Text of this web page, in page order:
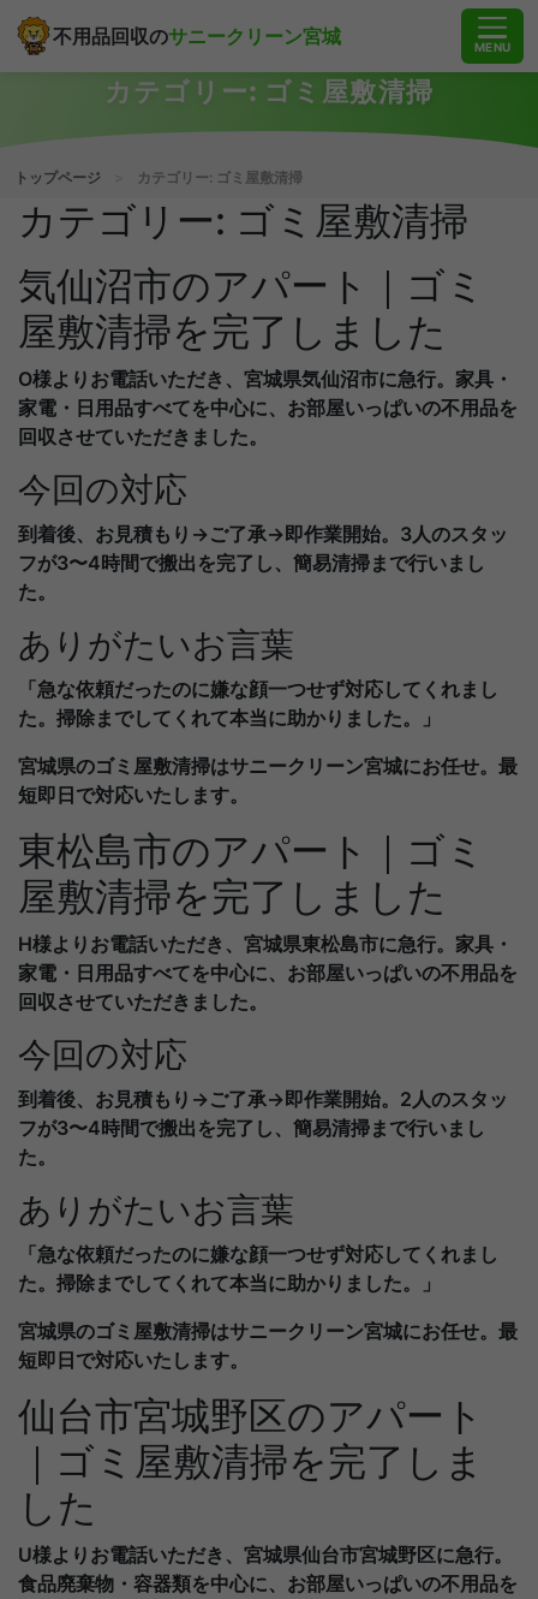
不用品回収のサニークリーン宮城 MENU
カテゴリー: ゴミ屋敷清掃
トップページ カテゴリー: ゴミ屋敷清掃
カテゴリー: ゴミ屋敷清掃
気仙沼市のアパート｜ゴミ
屋敷清掃を完了しました
O様よりお電話いただき、宮城県気仙沼市に急行。家具・
家電・日用品すべてを中心に、お部屋いっぱいの不用品を
回収させていただきました。
今回の対応
到着後、お見積もり→ご了承→即作業開始。3人のスタッ
フが3〜4時間で搬出を完了し、簡易清掃まで行いまし
た。
ありがたいお言葉
「急な依頼だったのに嫌な顔一つせず対応してくれまし
た。掃除までしてくれて本当に助かりました。」
宮城県のゴミ屋敷清掃はサニークリーン宮城にお任せ。最
短即日で対応いたします。
東松島市のアパート｜ゴミ
屋敷清掃を完了しました
H様よりお電話いただき、宮城県東松島市に急行。家具・
家電・日用品すべてを中心に、お部屋いっぱいの不用品を
回収させていただきました。
今回の対応
到着後、お見積もり→ご了承→即作業開始。2人のスタッ
フが3〜4時間で搬出を完了し、簡易清掃まで行いまし
た。
ありがたいお言葉
「急な依頼だったのに嫌な顔一つせず対応してくれまし
た。掃除までしてくれて本当に助かりました。」
宮城県のゴミ屋敷清掃はサニークリーン宮城にお任せ。最
短即日で対応いたします。
仙台市宮城野区のアパート
｜ゴミ屋敷清掃を完了しま
した
U様よりお電話いただき、宮城県仙台市宮城野区に急行。
食品廃棄物・容器類を中心に、お部屋いっぱいの不用品を